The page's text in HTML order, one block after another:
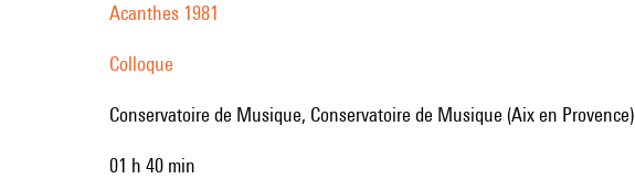
Acanthes 1981
Colloque
Conservatoire de Musique, Conservatoire de Musique (Aix en Provence)
01 h 40 min